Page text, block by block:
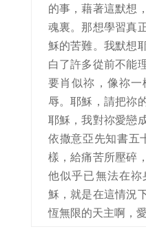
的事，藉著這默想
魂裏。那想學習真
穌的苦難。我默想
白了許多從前不能
要肖似祢，像祢
辱。耶穌，請把祢
耶穌，我對祢愛戀
依撒意亞先知書五
樣，給痛苦所壓碎
他似乎已無法在
穌，就是在這情況
恆無限的天主啊，